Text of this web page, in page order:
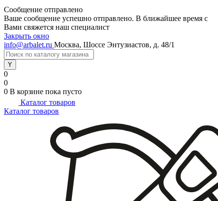
Сообщение отправлено
Ваше сообщение успешно отправлено. В ближайшее время с
Вами свяжется наш специалист
Закрыть окно
info@arbalet.ru Москва, Шоссе Энтузиастов, д. 48/1
0
0
0 В корзине пока пусто
Каталог товаров
Каталог товаров